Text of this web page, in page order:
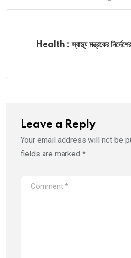
Health : স্বাস্থ্য মন্ত্রকের
Leave a Reply
Your email address will not be
fields are marked *